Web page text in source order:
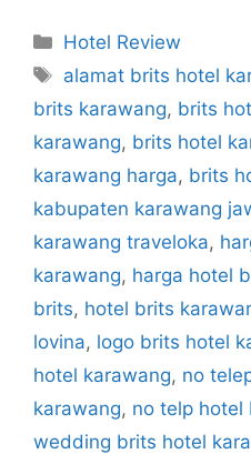
Categories
Hotel Review
Tags
alamat brits hotel
brits karawang, brits
karawang, brits hotel
karawang harga, brits
kabupaten karawang
karawang traveloka,
karawang, harga hotel
brits, hotel brits
lovina, logo brits hotel
hotel karawang, no
karawang, no telp hotel
wedding brits hotel